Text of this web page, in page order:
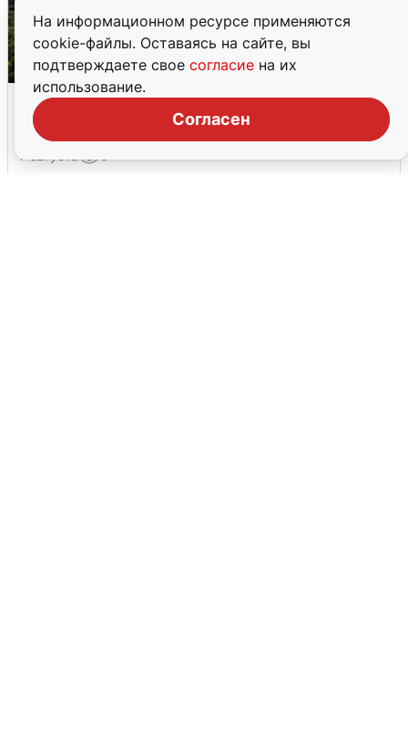
На информационном ресурсе применяются
cookie-файлы. Оставаясь на сайте, вы
подтверждаете свое согласие на их
использование.
Согласен
Москвичи услышали грохот, похожий
на взрыв
7 августа